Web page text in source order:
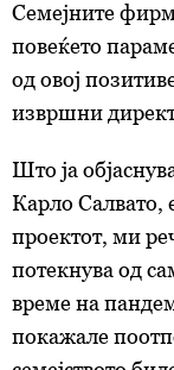
Семејните
повеќето
од овој
извршни
Што ја
Карло Салвато,
проектот, ми
потекнува од
време на
покажале